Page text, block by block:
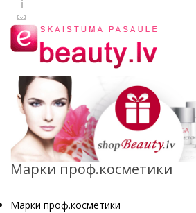
Марки проф.косметики
Марки проф.косметики